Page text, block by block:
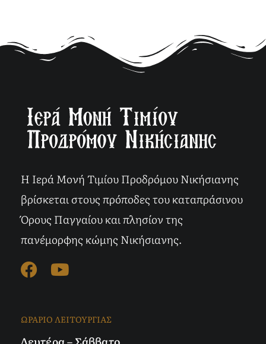
Η Ιερά Μονή Τιμίου Προδρόμου Νικήσιανης
βρίσκεται στους πρόποδες του καταπράσινου
Όρους Παγγαίου και πλησίον της
πανέμορφης κώμης Νικήσιανης.
ΩΡΑΡΙΟ ΛΕΙΤΟΥΡΓΙΑΣ